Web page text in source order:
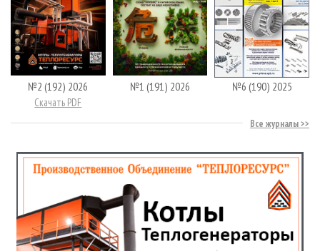
№2 (192) 2026
Скачать PDF
№1 (191) 2026 №6 (190) 2025
Все журналы